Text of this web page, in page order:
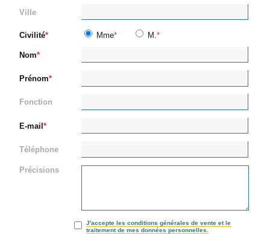
Ville
Civilité Mme M.
Nom
Prénom
Fonction
E-mail
Téléphone
Précisions
J'accepte les conditions générales de vente et le
traitement de mes données personnelles.